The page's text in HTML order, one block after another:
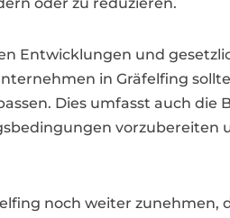
Entwicklungen und
in Gräfelfing
Dies umfasst auch die
vorzubereiten
noch weiter zunehmen,